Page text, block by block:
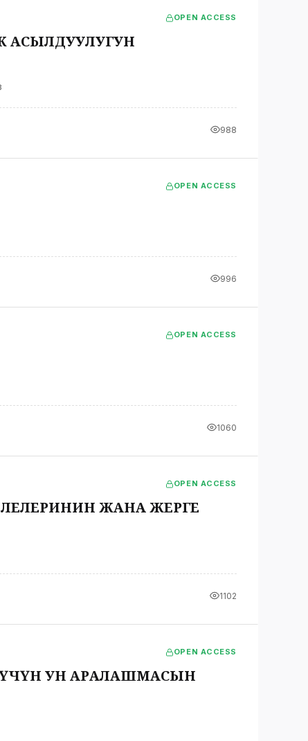
OPEN ACCESS
АСЫЛДУУЛУГУН
988
OPEN ACCESS
996
OPEN ACCESS
1060
OPEN ACCESS
ЖАНА ЖЕРГЕ
1102
OPEN ACCESS
УН АРАЛАШМАСЫН